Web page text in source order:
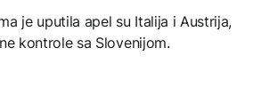
je uputila apel su Italija i Austrija,
kontrole sa Slovenijom.